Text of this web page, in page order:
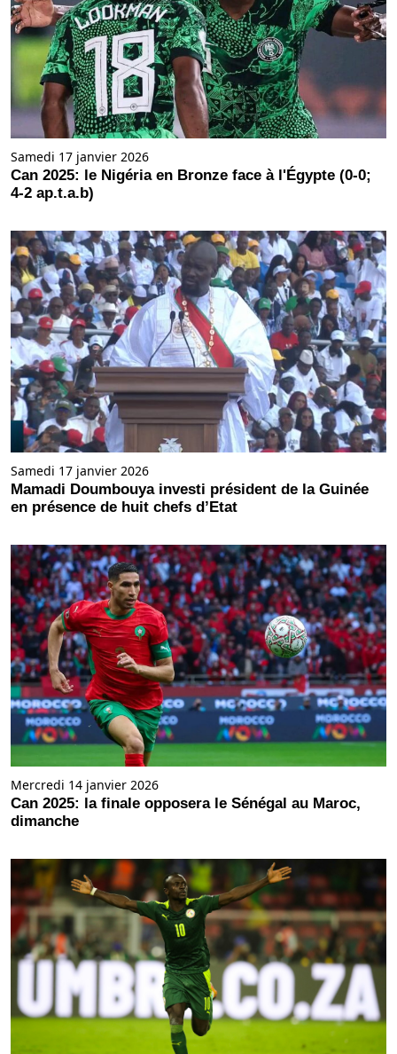
Samedi 17 janvier 2026
Can 2025: le Nigéria en Bronze face à l'Égypte (0-0;
4-2 ap.t.a.b)
Samedi 17 janvier 2026
Mamadi Doumbouya investi président de la Guinée
en présence de huit chefs d’Etat
Mercredi 14 janvier 2026
Can 2025: la finale opposera le Sénégal au Maroc,
dimanche